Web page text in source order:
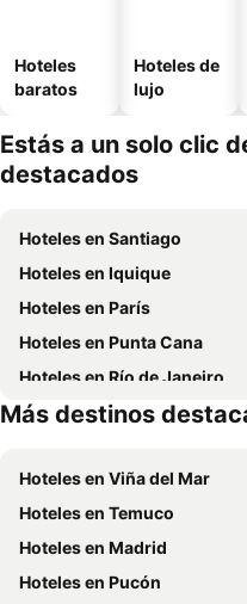
Hoteles
baratos
Hoteles de
lujo
Estás a un solo clic
destacados
Hoteles en Santiago
Hoteles en Iquique
Hoteles en París
Hoteles en Punta Cana
Hoteles en Río de Janeiro
Hoteles en Aruba
Más destinos
Hoteles en Viña del Mar
Hoteles en Temuco
Hoteles en Madrid
Hoteles en Pucón